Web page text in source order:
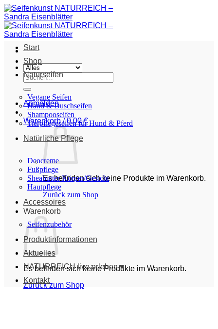
Zum
Inhalt
springen
Suche
nach:
Anmelden
Warenkorb /0,00€
Es befinden sich keine Produkte im Warenkorb.
Zurück zum Shop
Warenkorb
Es befinden sich keine Produkte im Warenkorb.
Zurück zum Shop
Start
Shop
Naturseifen
Vegane Seifen
Hand & Duschseifen
Shampooseifen
Tierpflegeseifen für Hund & Pferd
Natürliche Pflege
Deocreme
Fußpflege
Sheabutter Körper/Gesicht
Hautpflege
Accessoires
Seifenzubehör
Produktinformationen
Aktuelles
NATURREICH live erleben ♥
Kontakt